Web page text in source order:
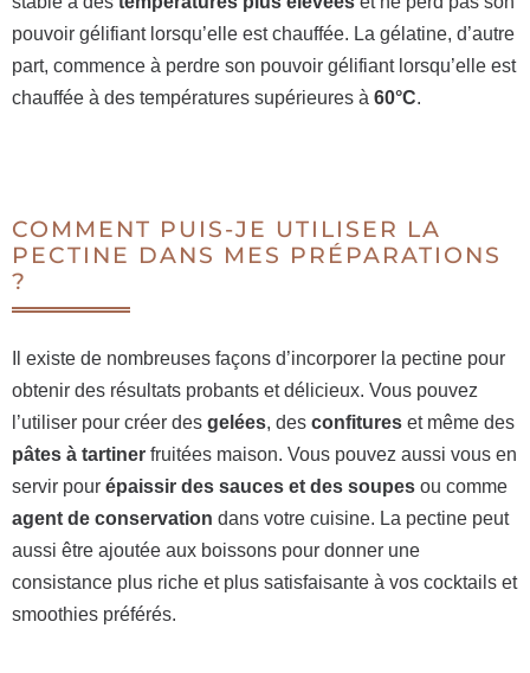
pouvoir gélifiant lorsqu’elle est chauffée. La gélatine, d’autre
part, commence à perdre son pouvoir gélifiant lorsqu’elle est
chauffée à des températures supérieures à 60°C.
COMMENT PUIS-JE UTILISER LA
PECTINE DANS MES PRÉPARATIONS
?
Il existe de nombreuses façons d’incorporer la pectine pour
obtenir des résultats probants et délicieux. Vous pouvez
l’utiliser pour créer des gelées, des confitures et même des
pâtes à tartiner fruitées maison. Vous pouvez aussi vous en
servir pour épaissir des sauces et des soupes ou comme
agent de conservation dans votre cuisine. La pectine peut
aussi être ajoutée aux boissons pour donner une
consistance plus riche et plus satisfaisante à vos cocktails et
smoothies préférés.